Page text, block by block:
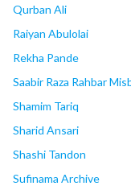
Qurban Ali
Raiyan Abulolai
Rekha Pande
Saabir Raza Rahbar
Shamim Tariq
Sharid Ansari
Shashi Tandon
Sufinama Archive